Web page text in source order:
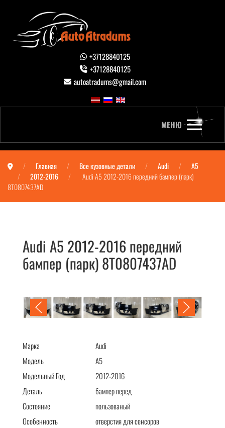
+37128840125
+37128840125
autoatradums@gmail.com
МЕНЮ
Главная Все кузовные детали Audi
A5
2012-2016
Audi A5 2012-2016 передний бампер (парк)
8T0807437AD
Audi A5 2012-2016 передний
бампер (парк) 8T0807437AD
Марка
Audi
Модель
A5
Модельный Год
2012-2016
Деталь
бампер перед
Состояние
пользованый
Особенность
отверстия для сенсоров